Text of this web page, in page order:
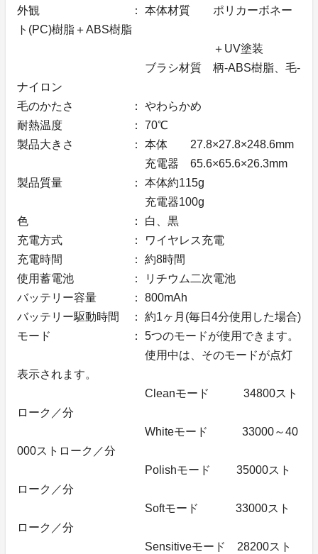
外観 ： 本体材質 ポリカーボネー
ト(PC)樹脂＋ABS樹脂
＋UV塗装
ブラシ材質 柄-ABS樹脂、毛-
ナイロン
毛のかたさ ： やわらかめ
耐熱温度 ： 70℃
製品大きさ ： 本体 27.8×27.8×248.6mm
充電器 65.6×65.6×26.3mm
製品質量 ： 本体約115g
充電器100g
色 ： 白、黒
充電方式 ： ワイヤレス充電
充電時間 ： 約8時間
使用蓄電池 ： リチウム二次電池
バッテリー容量 ： 800mAh
バッテリー駆動時間 ： 約1ヶ月(毎日4分使用した場合)
モード ： 5つのモードが使用できます。
使用中は、そのモードが点灯
表示されます。
Cleanモード 34800スト
ローク／分
Whiteモード 33000～40
000ストローク／分
Polishモード 35000スト
ローク／分
Softモード 33000スト
ローク／分
Sensitiveモード 28200スト